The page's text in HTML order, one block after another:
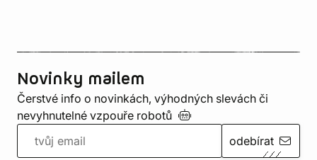
Novinky mailem
Čerstvé info o novinkách, výhodných slevách či
nevyhnutelné vzpouře robotů
odebírat